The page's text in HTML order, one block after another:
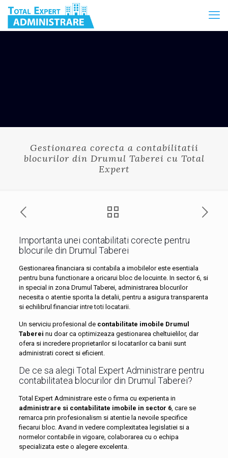
Gestionarea corecta a contabilitatii
blocurilor din Drumul Taberei cu Total
Expert
Importanta unei contabilitati corecte pentru
blocurile din Drumul Taberei
Gestionarea financiara si contabila a imobilelor este esentiala
pentru buna functionare a oricarui bloc de locuinte. In sector 6, si
in special in zona Drumul Taberei, administrarea blocurilor
necesita o atentie sporita la detalii, pentru a asigura transparenta
si echilibrul financiar intre toti locatarii.
Un serviciu profesional de contabilitate imobile Drumul
Taberei nu doar ca optimizeaza gestionarea cheltuielilor, dar
ofera si incredere proprietarilor si locatarilor ca banii sunt
administrati corect si eficient.
De ce sa alegi Total Expert Administrare pentru
contabilitatea blocurilor din Drumul Taberei?
Total Expert Administrare este o firma cu experienta in
administrare si contabilitate imobile in sector 6, care se
remarca prin profesionalism si atentie la nevoile specifice
fiecarui bloc. Avand in vedere complexitatea legislatiei si a
normelor contabile in vigoare, colaborarea cu o echipa
specializata este o alegere excelenta.